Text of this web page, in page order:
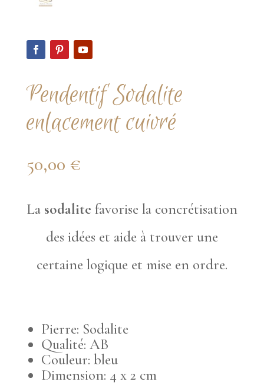
Pendentif Sodalite
enlacement cuivré
50,00 €
La sodalite favorise la concrétisation
des idées et aide à trouver une
certaine logique et mise en ordre.
Pierre: Sodalite
Qualité: AB
Couleur: bleu
Dimension: 4 x 2 cm